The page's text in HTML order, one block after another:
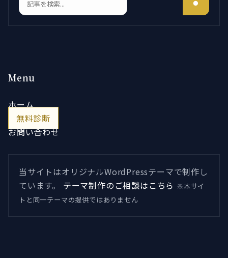
Menu
ホーム
無料診断
お問い合わせ
当サイトはオリジナルWordPressテーマで制作し
ています。
テーマ制作のご相談はこちら ※本サイ
トと同一テーマの提供ではありません